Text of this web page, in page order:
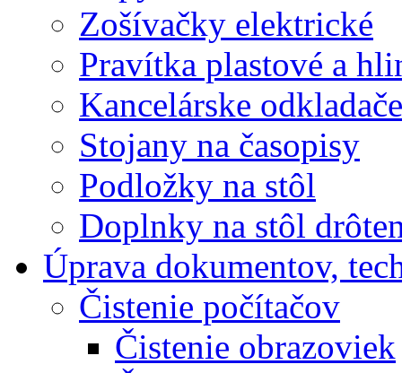
Zošívačky elektrické
Pravítka plastové a
Kancelárske odkladače
Stojany na časopisy
Podložky na stôl
Doplnky na stôl
Úprava dokumentov,
Čistenie počítačov
Čistenie obrazoviek